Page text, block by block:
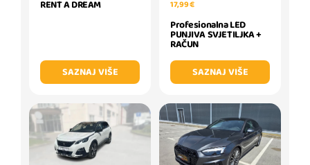
RENT A DREAM
SAZNAJ VIŠE
17,99 €
Profesionalna LED
PUNJIVA SVJETILJKA +
RAČUN
SAZNAJ VIŠE